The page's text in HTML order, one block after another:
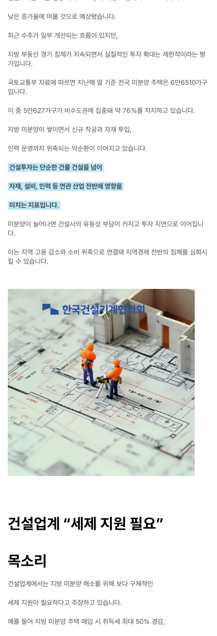
낮은 증가율에 머물 것으로 예상됐습니다.
최근 수주가 일부 개선되는 흐름이 있지만,
지방 부동산 경기 침체가 지속되면서 실질적인 투자 확대는 제한적이라는 평
가입니다.​
국토교통부 자료에 따르면 지난해 말 기준 전국 미분양 주택은 6만6510가구
입니다.
이 중 5만627가구가 비수도권에 집중돼 약 76％를 차지하고 있습니다.​
지방 미분양이 쌓이면서 신규 착공과 자재 투입,
인력 운영까지 위축되는 악순환이 이어지고 있습니다.
건설투자는 단순한 건물 건설을 넘어
자재, 설비, 인력 등 연관 산업 전반에 영향을
미치는 지표입니다.
미분양이 늘어나면 건설사의 유동성 부담이 커지고 투자 지연으로 이어집니
다.
이는 지역 고용 감소와 소비 위축으로 연결돼 지역경제 전반의 침체를 심화시
킬 수 있습니다.
건설업계 “세제 지원 필요”
목소리
건설업계에서는 지방 미분양 해소를 위해 보다 구체적인
세제 지원이 필요하다고 주장하고 있습니다.
예를 들어 지방 미분양 주택 매입 시 취득세 최대 50％ 경감,